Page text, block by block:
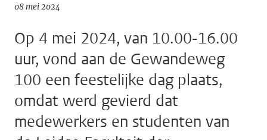
08 mei 2024
Op 4 mei 2024, van 10.00-16.00
uur, vond aan de Gewandeweg
100 een feestelijke dag plaats,
omdat werd gevierd dat
medewerkers en studenten van